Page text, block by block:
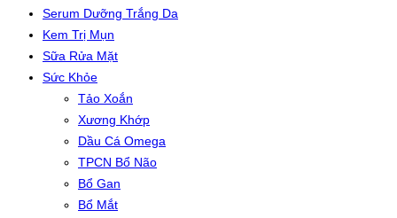
Serum Dưỡng Trắng Da
Kem Trị Mụn
Sữa Rửa Mặt
Sức Khỏe
Tảo Xoắn
Xương Khớp
Dầu Cá Omega
TPCN Bổ Não
Bổ Gan
Bổ Mắt